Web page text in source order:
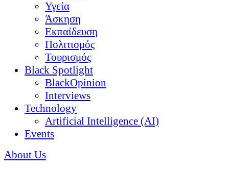
Υγεία
Άσκηση
Εκπαίδευση
Πολιτισμός
Τουρισμός
Black Spotlight
BlackOpinion
Interviews
Technology
Artificial Intelligence (AI)
Events
About Us